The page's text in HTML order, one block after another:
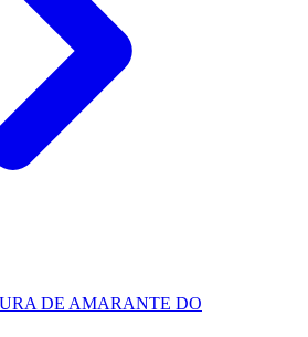
DE AMARANTE DO